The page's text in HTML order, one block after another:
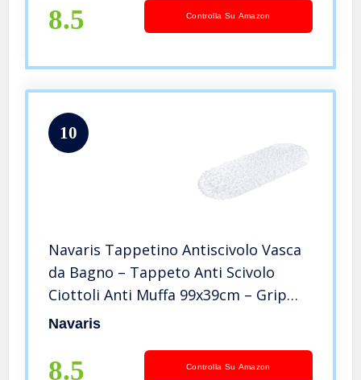
8.5 Controlla Su Amazon
10
Navaris Tappetino Antiscivolo Vasca
da Bagno – Tappeto Anti Scivolo
Ciottoli Anti Muffa 99x39cm – Grip
Aderente Piatto Doccia 162 Ventose
Navaris
8.5 Controlla Su Amazon